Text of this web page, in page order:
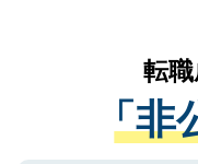
は、個人情
管理基準を
る、プライ
かがいして
経験をまじ
させていた
ない方には
転
「非